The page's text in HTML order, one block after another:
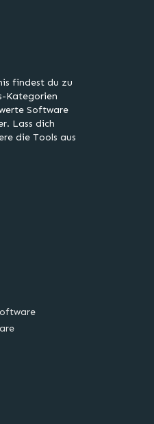
findest du zu
Kategorien
Software
Lass dich
die Tools aus